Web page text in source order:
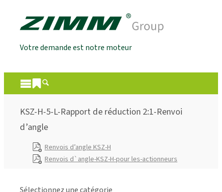
Votre demande est notre moteur
KSZ-H-5-L-Rapport de réduction 2:1-Renvoi
d’angle
Renvois d’angle KSZ-H
Renvois d`angle-KSZ-H-pour les-actionneurs